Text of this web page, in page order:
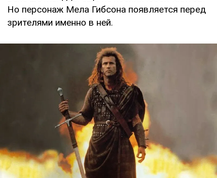
Но персонаж Мела Гибсона появляется перед
зрителями именно в ней.